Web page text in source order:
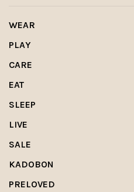
WEAR
PLAY
CARE
EAT
SLEEP
LIVE
SALE
KADOBON
PRELOVED